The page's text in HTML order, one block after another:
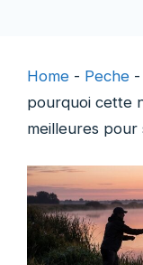
Home - Peche -
pourquoi cette
meilleures pour